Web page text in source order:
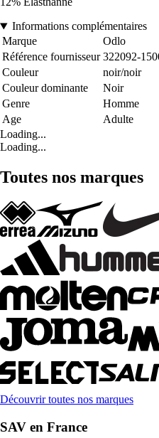
Informations complémentaires
Marque
Odlo
Référence fournisseur 322092-
Couleur
noir/noir
Couleur dominante
Noir
Genre
Homme
Age
Adulte
Loading...
Loading...
Toutes nos marques
Découvrir toutes nos marques
SAV en France